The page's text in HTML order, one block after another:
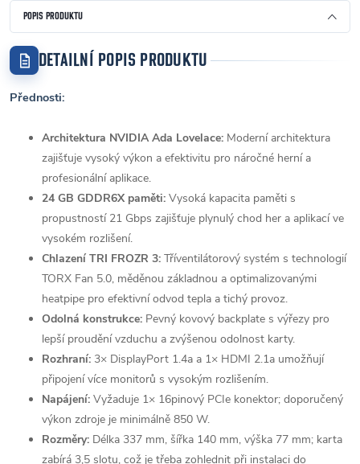
POPIS PRODUKTU
DETAILNÍ POPIS PRODUKTU
Přednosti:
Architektura NVIDIA Ada Lovelace: Moderní architektura
zajišťuje vysoký výkon a efektivitu pro náročné herní a
profesionální aplikace.
24 GB GDDR6X paměti: Vysoká kapacita paměti s
propustností 21 Gbps zajišťuje plynulý chod her a aplikací ve
vysokém rozlišení.
Chlazení TRI FROZR 3: Tříventilátorový systém s technologií
TORX Fan 5.0, měděnou základnou a optimalizovanými
heatpipe pro efektivní odvod tepla a tichý provoz.
Odolná konstrukce: Pevný kovový backplate s výřezy pro
lepší proudění vzduchu a zvýšenou odolnost karty.
Rozhraní: 3× DisplayPort 1.4a a 1× HDMI 2.1a umožňují
připojení více monitorů s vysokým rozlišením.
Napájení: Vyžaduje 1× 16pinový PCIe konektor; doporučený
výkon zdroje je minimálně 850 W.
Rozměry: Délka 337 mm, šířka 140 mm, výška 77 mm; karta
zabírá 3,5 slotu, což je třeba zohlednit při instalaci do